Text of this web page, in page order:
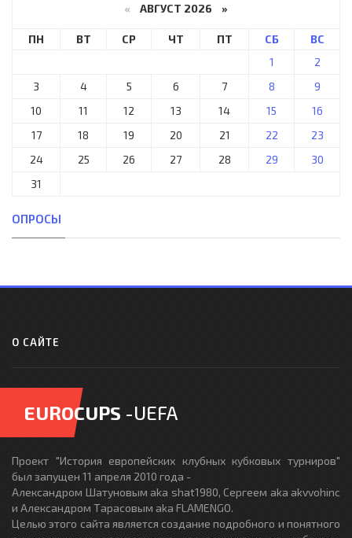
« АВГУСТ 2026 »
ПН ВТ СР ЧТ ПТ СБ
ВС
1
2
3
4 5 6 7 8
9
10
11 12 13 14 15
16
17
18 19 20 21 22
23
24
25 26 27 28 29
30
31
ОПРОСЫ
О САЙТЕ
EUROCUPS -UEFA
Проект "История европейских клубных кубковых турниров"
был запущен 11 апреля 2010 года -
Александром Шатуновым aka shat1980, Сергеем aka akvvohinc
и Александром Тарасовым aka FLAMENGO.
Целью этого сайта является создание подробного и понятного